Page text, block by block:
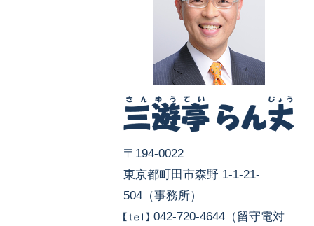
〒194-0022
東京都町田市森野 1-1-21-
504（事務所）
042-720-4644（留守電対